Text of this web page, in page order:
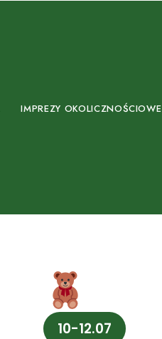
IMPREZY OKOLICZNOŚCIOWE
10-12.07